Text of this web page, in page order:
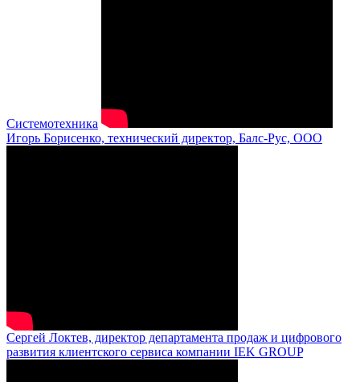
Системотехника
Игорь Борисенко, технический директор, Балс-Рус, ООО
Сергей Локтев, директор департамента продаж и цифрового
развития клиентского сервиса компании IEK GROUP